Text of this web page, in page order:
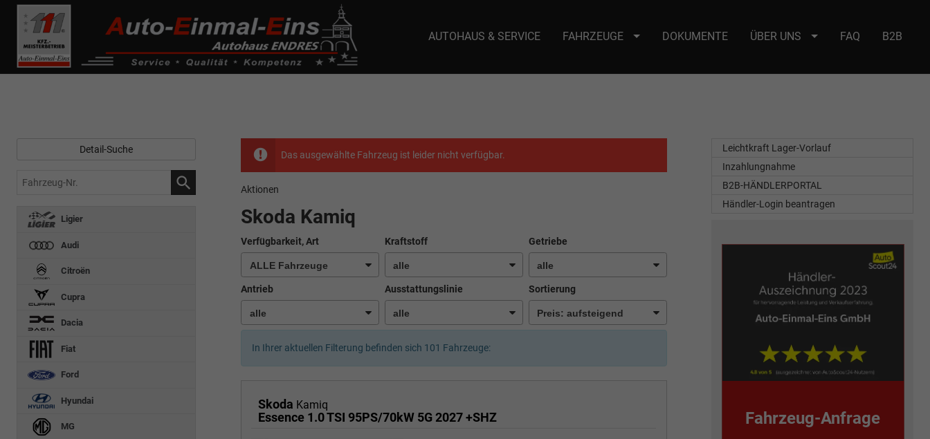
------------ Host Name : selector1._domainkey Points to address or value: selector1-aee-de0k._domainkey.autoeinmaleins.onmicrosoft.com Host Name : selector2._domainkey Points to address or value: selector2-aee-
de0k._domainkey.autoeinmaleins.onmicrosoft.com
AUTOHAUS & SERVICE FAHRZEUGE DOKUMENTE ÜBER UNS FAQ B2B
Das ausgewählte Fahrzeug ist leider nicht verfügbar.
Aktionen
Skoda Kamiq
Verfügbarkeit, Art Kraftstoff Getriebe
Antrieb Ausstattungslinie Sortierung
In Ihrer aktuellen Filterung befinden sich 101 Fahrzeuge:
Skoda Kamiq
Essence 1.0 TSI 95PS/70kW 5G 2027 +SHZ
Detail-Suche
Fahrzeug-
Ligier
Audi
Citroën
Cupra
Dacia
Fiat
Ford
Hyundai
MG
Leichtkraft Lager-Vorlauf
Inzahlungnahme
B2B-HÄNDLERPORTAL
Händler-Login beantragen
Fahrzeug-Anfrage